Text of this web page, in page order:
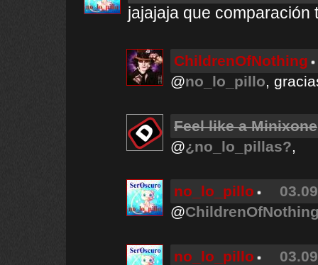
jajajaja que comparación
ChildrenOfNothing
@no_lo_pillo,
Feel like a Minixone
@¿no_lo_pillas?,
no_lo_pillo
@
no_lo_pillo